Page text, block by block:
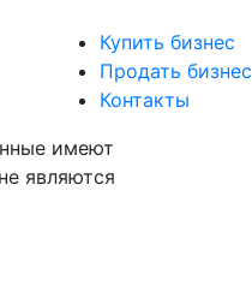
Купить бизнес
Продать бизнес
Контакты
имеют
являются